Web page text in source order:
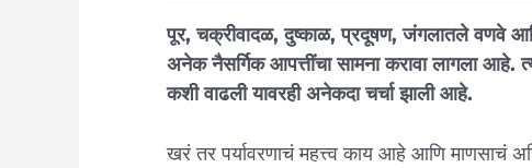
पूर, चक्रीवादळ, दुष्काळ, प्रदूषण, जंगलातले वणवे
अनेक नैसर्गिक आपत्तींचा सामना करावा लागला आहे.
कशी वाढली यावरही अनेकदा चर्चा झाली आहे.
खरं तर पर्यावरणाचं महत्त्व काय आहे आणि माणसाचं